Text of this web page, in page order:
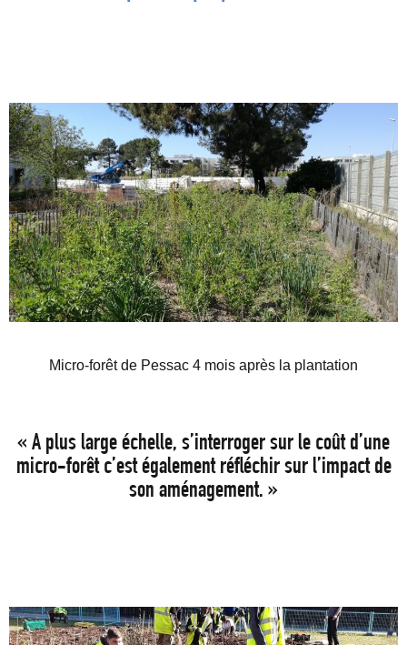
Micro-forêt de Pessac 4 mois après la plantation
« A plus large échelle, s’interroger sur le coût d’une
micro-forêt c’est également réfléchir sur l’impact de
son aménagement. »